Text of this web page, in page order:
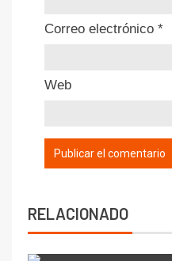
Correo electrónico *
Web
RELACIONADO